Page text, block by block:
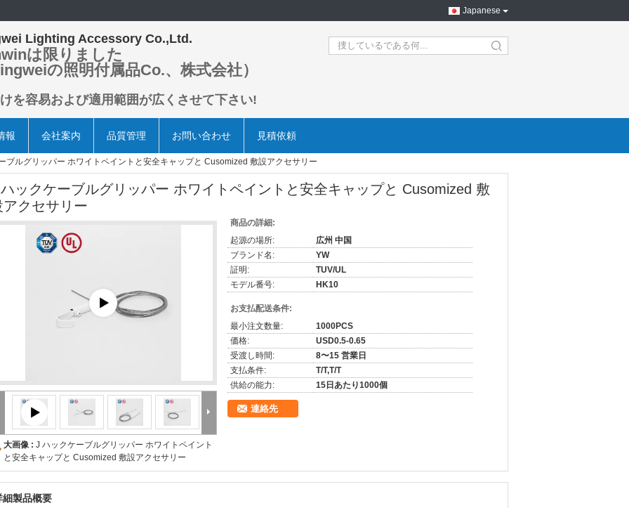
Japanese
Lighting Accessory Co.,Ltd.
は限りました
の照明付属品Co.、株式会社）
を容易および適用範囲が広くさせて下さい!
search
報 会社案内 品質管理 お問い合わせ 見積依頼
ブルグリッパー ホワイトペイントと安全キャップと Cusomized 敷設アクセサリー
ックケーブルグリッパー ホワイトペイントと安全キャップと Cusomized 敷
アクセサリー
大画像 : J ハックケーブルグリッパー ホワイトペイント
と安全キャップと Cusomized 敷設アクセサリー
商品の詳細:
起源の場所:
広州 中国
ブランド名:
YW
証明:
TUV/UL
モデル番号:
HK10
お支払配送条件:
最小注文数量:
1000PCS
価格:
USD0.5-0.65
受渡し時間:
8〜15 営業日
支払条件:
T/T,T/T
供給の能力:
15日あたり1000個
連絡先
細製品概要